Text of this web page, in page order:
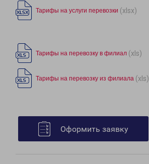
Тарифы на услуги перевозки (xlsx)
Тарифы на перевозку в филиал (xls)
Тарифы на перевозку из филиала (xls)
Оформить заявку